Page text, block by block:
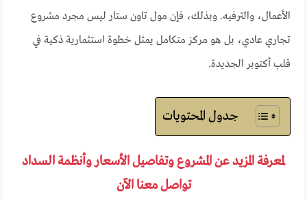
الأعمال، والترفيه. وبذلك، فإن مول تاون ستار ليس مجرد مشروع
تجاري عادي، بل هو مركز متكامل يمثل خطوة استثمارية ذكية في
قلب أكتوبر الجديدة.
جدول المحتويات
لمعرفة المزيد عن المشروع وتفاصيل الأسعار وأنظمة السداد
تواصل معنا الآن